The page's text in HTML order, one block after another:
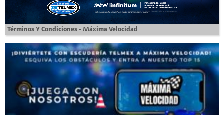
Términos Y Condiciones - Máxima Velocidad